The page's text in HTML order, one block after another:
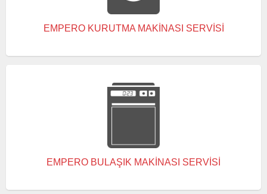
EMPERO KURUTMA MAKINASI SERVISI
EMPERO BULAŞIK MAKINASI SERVISI